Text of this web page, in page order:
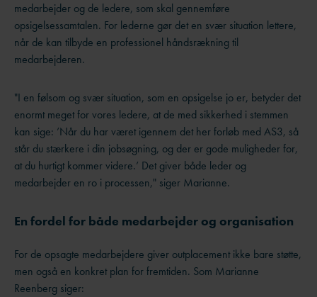
medarbejder og de ledere, som skal gennemføre
opsigelsessamtalen. For lederne gør det en svær situation lettere,
når de kan tilbyde en professionel håndsrækning til
medarbejderen.
"I en følsom og svær situation, som en opsigelse jo er, betyder det
enormt meget for vores ledere, at de med sikkerhed i stemmen
kan sige: ’Når du har været igennem det her forløb med AS3, så
står du stærkere i din jobsøgning, og der er gode muligheder for,
at du hurtigt kommer videre.’ Det giver både leder og
medarbejder en ro i processen," siger Marianne.
En fordel for både medarbejder og organisation
For de opsagte medarbejdere giver outplacement ikke bare støtte,
men også en konkret plan for fremtiden. Som Marianne
Reenberg siger: